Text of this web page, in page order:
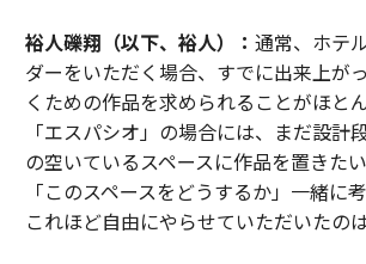
裕人礫翔（以下、裕人）： 通常、ホテ
ダーをいただく場合、すでに出来上が
くための作品を求められることがほと
「エスパシオ」の場合には、まだ設計
の空いているスペースに作品を置きた
「このスペースをどうするか」一緒
これほど自由にやらせていただいたの